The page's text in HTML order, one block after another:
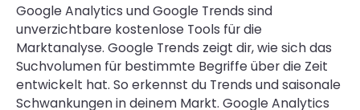
Google Analytics und Google Trends sind
unverzichtbare kostenlose Tools für die
Marktanalyse. Google Trends zeigt dir, wie sich das
Suchvolumen für bestimmte Begriffe über die Zeit
entwickelt hat. So erkennst du Trends und saisonale
Schwankungen in deinem Markt. Google Analytics